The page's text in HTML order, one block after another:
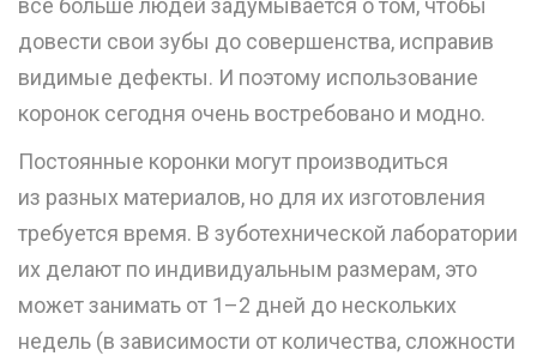
довести свои зубы до совершенства, исправив
видимые дефекты. И поэтому использование
коронок сегодня очень востребовано и модно.
Постоянные коронки могут производиться
из разных материалов, но для их изготовления
требуется время. В зуботехнической лаборатории
их делают по индивидуальным размерам, это
может занимать от 1–2 дней до нескольких
недель (в зависимости от количества, сложности